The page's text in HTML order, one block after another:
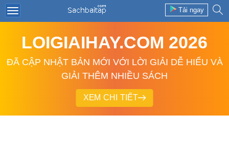
Tải ngay
LOIGIAIHAY.COM 2026
ĐÃ CẬP NHẬT BẢN MỚI VỚI LỜI GIẢI DỄ HIỂU VÀ
GIẢI THÊM NHIỀU SÁCH
XEM CHI TIẾT